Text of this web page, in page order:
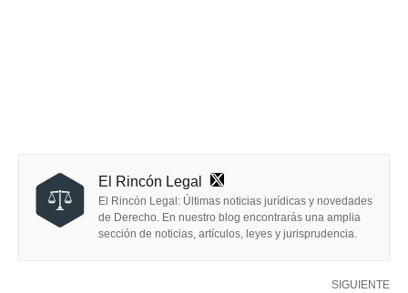
El Rincón Legal
El Rincón Legal: Últimas noticias jurídicas y novedades
de Derecho. En nuestro blog encontrarás una amplia
sección de noticias, artículos, leyes y jurisprudencia.
SIGUIENTE